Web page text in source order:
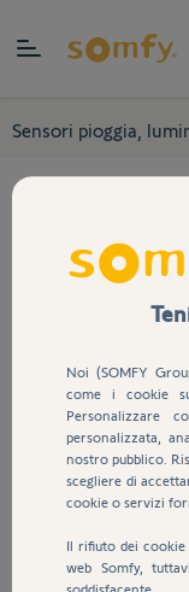
Sensori pioggia,
Noi (SOMFY
come i cookie
Personalizzare
personalizzata,
nostro pubblico.
scegliere di
cookie o servizi
Il rifiuto dei
web Somfy,
soddisfacente.